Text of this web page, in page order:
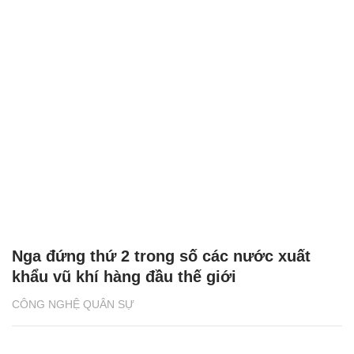
CÔNG NGHỆ QUÂN SỰ
Nga đứng thứ 2 trong số các nước xuất
khẩu vũ khí hàng đầu thế giới